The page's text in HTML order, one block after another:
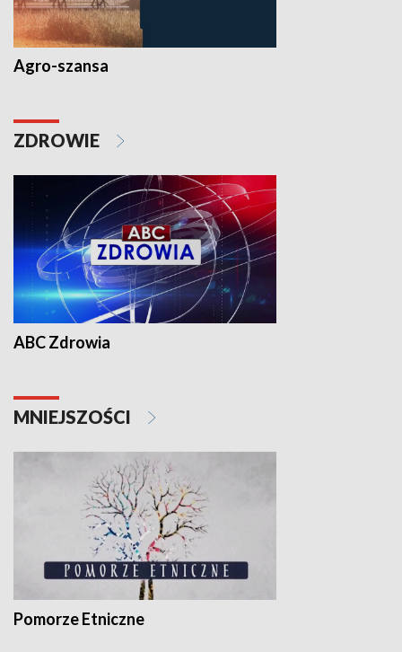
Agro-szansa
ZDROWIE
ABC Zdrowia
MNIEJSZOŚCI
Pomorze Etniczne